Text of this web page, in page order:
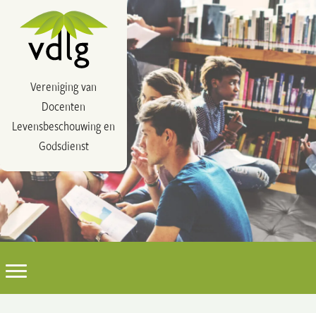
Vereniging van
Docenten
Levensbeschouwing en
Godsdienst